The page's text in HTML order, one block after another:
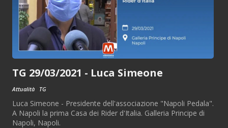
TG 29/03/2021 - Luca Simeone
Attualità TG
Luca Simeone - Presidente dell'associazione "Napoli Pedala".
A Napoli la prima Casa dei Rider d'Italia. Galleria Principe di
Napoli, Napoli.